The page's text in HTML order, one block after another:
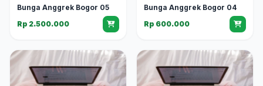
Bunga Anggrek Bogor 05
Rp 2.500.000
Bunga Anggrek Bogor 04
Rp 600.000